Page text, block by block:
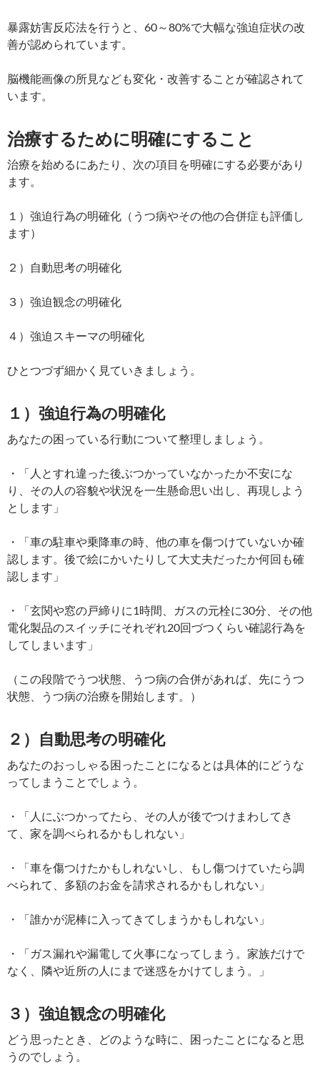
暴露妨害反応法を行うと、60～80%で大幅な強迫症状の改
善が認められています。
脳機能画像の所見なども変化・改善することが確認されて
います。
治療するために明確にすること
治療を始めるにあたり、次の項目を明確にする必要があり
ます。
１）強迫行為の明確化（うつ病やその他の合併症も評価し
ます）
２）自動思考の明確化
３）強迫観念の明確化
４）強迫スキーマの明確化
ひとつづず細かく見ていきましょう。
１）強迫行為の明確化
あなたの困っている行動について整理しましょう。
・「人とすれ違った後ぶつかっていなかったか不安にな
り、その人の容貌や状況を一生懸命思い出し、再現しよう
とします」
・「車の駐車や乗降車の時、他の車を傷つけていないか確
認します。後で絵にかいたりして大丈夫だったか何回も確
認します」
・「玄関や窓の戸締りに1時間、ガスの元栓に30分、その他
電化製品のスイッチにそれぞれ20回づつくらい確認行為を
してしまいます」
（この段階でうつ状態、うつ病の合併があれば、先にうつ
状態、うつ病の治療を開始します。）
２）自動思考の明確化
あなたのおっしゃる困ったことになるとは具体的にどうな
ってしまうことでしょう。
・「人にぶつかってたら、その人が後でつけまわしてき
て、家を調べられるかもしれない」
・「車を傷つけたかもしれないし、もし傷つけていたら調
べられて、多額のお金を請求されるかもしれない」
・「誰かが泥棒に入ってきてしまうかもしれない」
・「ガス漏れや漏電して火事になってしまう。家族だけで
なく、隣や近所の人にまで迷惑をかけてしまう。」
３）強迫観念の明確化
どう思ったとき、どのような時に、困ったことになると思
うのでしょう。